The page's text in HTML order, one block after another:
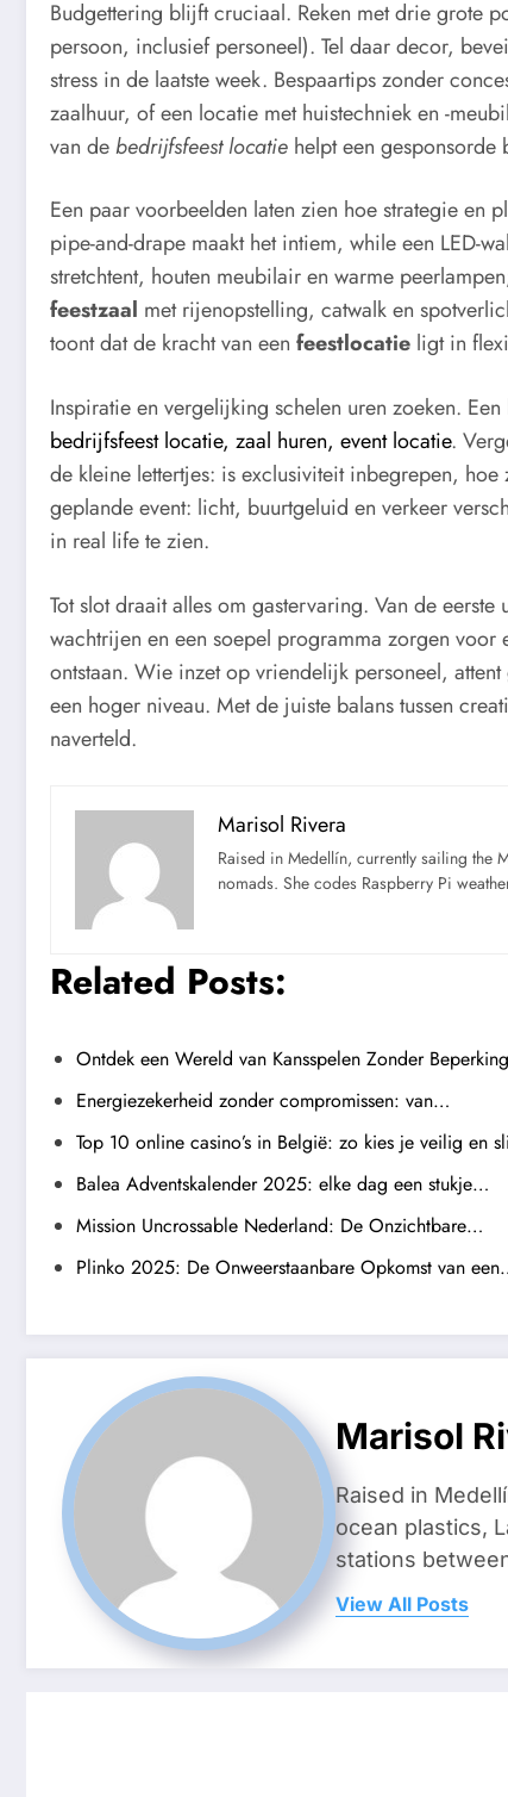
Budgettering blijft cruciaal. Reken met drie grote
persoon, inclusief personeel). Tel daar decor,
stress in de laatste week. Bespaartips zonder
zaalhuur, of een locatie met huistechniek en -
van debedrijfsfeest locatie helpt een
Een paar voorbeelden laten zien hoe strategie en
pipe-and-drape maakt het intiem, while een LED-
stretchtent, houten meubilair en warme
feestzaal met rijenopstelling, catwalk en
toont dat de kracht van een feestlocatie ligt in
Inspiratie en vergelijking schelen uren zoeken.
bedrijfsfeest locatie, zaal huren, event locatie.
de kleine lettertjes: is exclusiviteit inbegrepen,
geplande event: licht, buurtgeluid en verkeer
in real life te zien.
Tot slot draait alles om gastervaring. Van de
wachtrijen en een soepel programma zorgen
ontstaan. Wie inzet op vriendelijk personeel,
een hoger niveau. Met de juiste balans tussen
naverteld.
Marisol Rivera
Raised in Medellín, currently sailing the
nomads. She codes Raspberry Pi
Related Posts:
Ontdek een Wereld van Kansspelen Zonder
Energiezekerheid zonder compromissen: van…
Top 10 online casino’s in België: zo kies je veilig en
Balea Adventskalender 2025: elke dag een stukje…
Mission Uncrossable Nederland: De Onzichtbare…
Plinko 2025: De Onweerstaanbare Opkomst van
Marisol
Raised in
ocean plastics,
stations
View All Posts